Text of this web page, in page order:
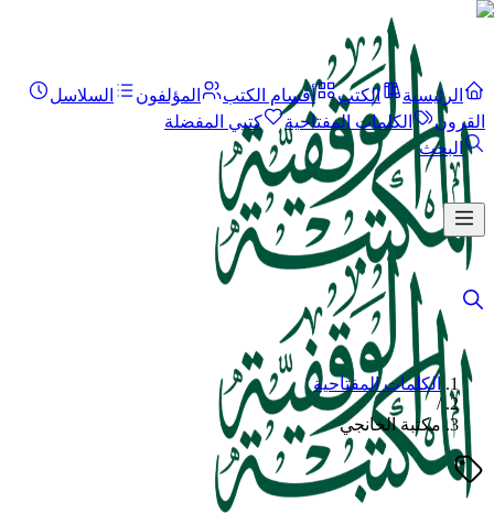
الرئيسية الكتب أقسام الكتب المؤلفون
السلاسل
القرون
الكلمات المفتاحية
كتبي المفضلة
البحث
الكلمات المفتاحية
/
مكتبة الخانجي